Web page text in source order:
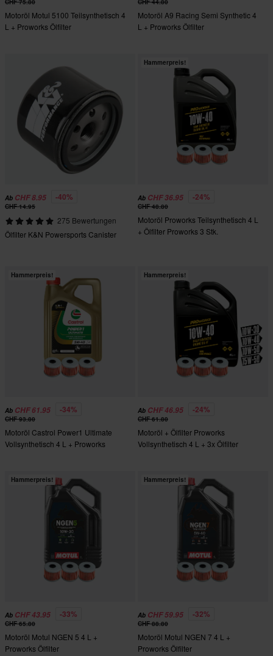
CHF 75.80
Motoröl Motul 5100 Teilsynthetisch 4
L + Proworks Ölfilter
CHF 44.80
Motoröl A9 Racing Semi Synthetic 4
L + Proworks Ölfilter
Ab CHF 8.95 -40%
CHF 14.95
275 Bewertungen
Ölfilter K&N Powersports Canister
Hammerpreis!
Ab CHF 36.95 -24%
CHF 48.80
Motoröl Proworks Teilsynthetisch 4 L
+ Ölfilter Proworks 3 Stk.
Hammerpreis!
Ab CHF 61.95 -34%
CHF 93.80
Motoröl Castrol Power1 Ultimate
Vollsynthetisch 4 L + Proworks
Hammerpreis!
Ab CHF 46.95 -24%
CHF 61.80
Motoröl + Ölfilter Proworks
Vollsynthetisch 4 L + 3x Ölfilter
Hammerpreis!
Ab CHF 43.95 -33%
CHF 65.80
Motoröl Motul NGEN 5 4 L +
Proworks Ölfilter
Hammerpreis!
Ab CHF 59.95 -32%
CHF 88.80
Motoröl Motul NGEN 7 4 L +
Proworks Ölfilter